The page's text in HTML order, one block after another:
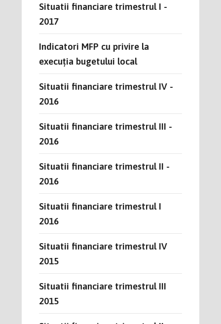
Situatii financiare trimestrul I -
2017
Indicatori MFP cu privire la
execuția bugetului local
Situatii financiare trimestrul IV -
2016
Situatii financiare trimestrul III -
2016
Situatii financiare trimestrul II -
2016
Situatii financiare trimestrul I
2016
Situatii financiare trimestrul IV
2015
Situatii financiare trimestrul III
2015